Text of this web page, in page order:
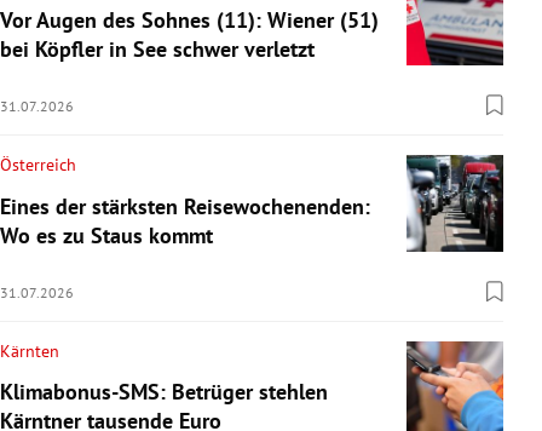
Vor Augen des Sohnes (11): Wiener (51)
bei Köpfler in See schwer verletzt
31.07.2026
Österreich
Eines der stärksten Reisewochenenden:
Wo es zu Staus kommt
31.07.2026
Kärnten
Klimabonus-SMS: Betrüger stehlen
Kärntner tausende Euro